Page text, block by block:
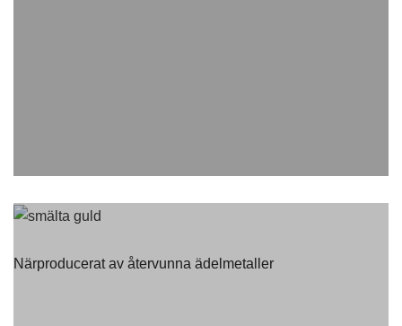
Närproducerat av återvunna ädelmetaller